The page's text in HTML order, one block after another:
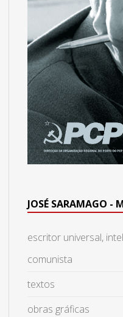
JOSÉ SARAMAGO -
escritor universal,
comunista
textos
obras gráficas